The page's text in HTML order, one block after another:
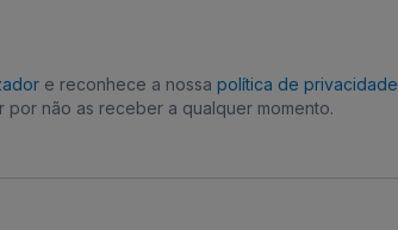
e reconhece a nossa política de privacidade
não as receber a qualquer momento.